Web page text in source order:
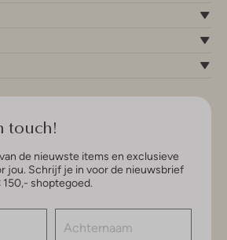
touch!
de nieuwste items en exclusieve
jou. Schrijf je in voor de nieuwsbrief
150,- shoptegoed.